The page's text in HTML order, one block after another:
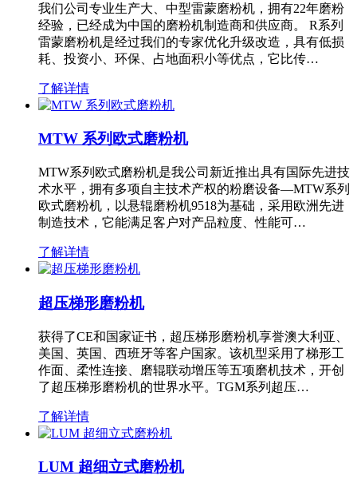
我们公司专业生产大、中型雷蒙磨粉机，拥有22年磨粉
经验，已经成为中国的磨粉机制造商和供应商。 R系列
雷蒙磨粉机是经过我们的专家优化升级改造，具有低损
耗、投资小、环保、占地面积小等优点，它比传…
了解详情
MTW 系列欧式磨粉机
MTW系列欧式磨粉机是我公司新近推出具有国际先进技
术水平，拥有多项自主技术产权的粉磨设备—MTW系列
欧式磨粉机，以悬辊磨粉机9518为基础，采用欧洲先进
制造技术，它能满足客户对产品粒度、性能可…
了解详情
超压梯形磨粉机
获得了CE和国家证书，超压梯形磨粉机享誉澳大利亚、
美国、英国、西班牙等客户国家。该机型采用了梯形工
作面、柔性连接、磨辊联动增压等五项磨机技术，开创
了超压梯形磨粉机的世界水平。TGM系列超压…
了解详情
LUM 超细立式磨粉机